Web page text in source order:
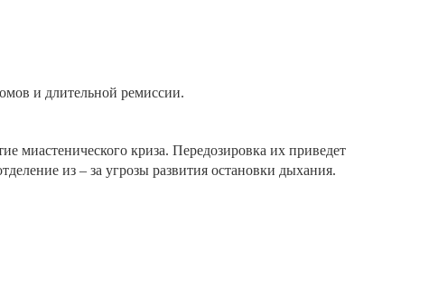
и длительной ремиссии.
миастенического криза. Передозировка их приведет
из – за угрозы развития остановки дыхания.